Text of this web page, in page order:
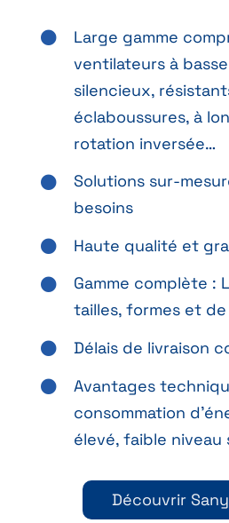
Large gamme
ventilateurs à
silencieux,
éclaboussures, à
rotation inversée…
Solutions sur-
besoins
Haute qualité et
Gamme complète :
tailles, formes et
Délais de livraison
Avantages
consommation
élevé, faible niveau
Découvrir